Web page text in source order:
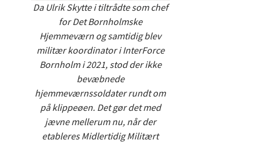
Da Ulrik Skytte i tiltrådte som chef
for Det Bornholmske
Hjemmeværn og samtidig blev
militær koordinator i InterForce
Bornholm i 2021, stod der ikke
bevæbnede
hjemmeværnssoldater rundt om
på klippeøen. Det gør det med
jævne mellerum nu, når der
etableres Midlertidig Militært